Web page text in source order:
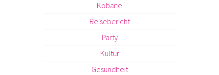
Kobane
Reisebericht
Party
Kultur
Gesundheit